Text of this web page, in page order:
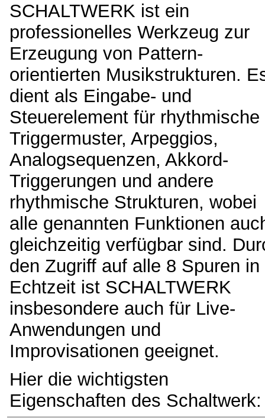
SCHALTWERK ist ein
professionelles Werkzeug zur
Erzeugung von Pattern-
orientierten Musikstrukturen.
dient als Eingabe- und
Steuerelement für rhythmische
Triggermuster, Arpeggios,
Analogsequenzen, Akkord-
Triggerungen und andere
rhythmische Strukturen, wobei
alle genannten Funktionen
gleichzeitig verfügbar sind.
den Zugriff auf alle 8 Spuren in
Echtzeit ist SCHALTWERK
insbesondere auch für Live-
Anwendungen und
Improvisationen geeignet.
Hier die wichtigsten
Eigenschaften des Schaltwerk: